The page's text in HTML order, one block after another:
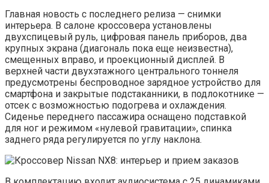
Главная новость с последнего релиза — снимки
интерьера. В салоне кроссовера установлены
двухспицевый руль, цифровая панель приборов, два
крупных экрана (диагональ пока еще неизвестна),
смещенных вправо, и проекционный дисплей. В
верхней части двухэтажного центрального тоннеля
предусмотрены беспроводное зарядное устройство для
смартфона и закрытые подстаканники, в подлокотнике —
отсек с возможностью подогрева и охлаждения.
Сиденье переднего пассажира оснащено подставкой
для ног и режимом «нулевой гравитации», спинка
заднего ряда регулируется по углу наклона.